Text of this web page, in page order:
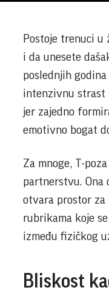
Postoje trenuci
i da unesete
poslednjih
intenzivnu strast
jer zajedno
emotivno bogat
Za mnoge, T-
partnerstvu. Ona
otvara prostor za
rubrikama koje
između fizičkog
Bliskost